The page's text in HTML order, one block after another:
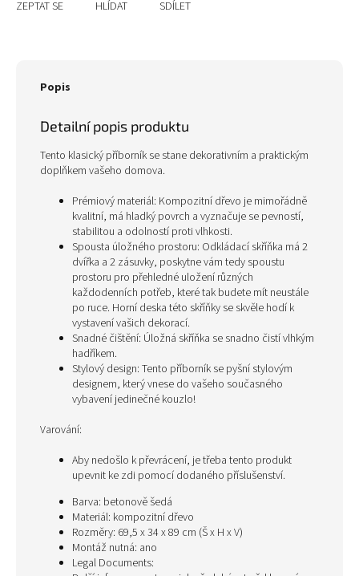
ZEPTAT SE HLÍDAT SDÍLET
Popis
Detailní popis produktu
Tento klasický příborník se stane dekorativním a praktickým
doplňkem vašeho domova.
Prémiový materiál: Kompozitní dřevo je mimořádně
kvalitní, má hladký povrch a vyznačuje se pevností,
stabilitou a odolností proti vlhkosti.
Spousta úložného prostoru: Odkládací skříňka má 2
dvířka a 2 zásuvky, poskytne vám tedy spoustu
prostoru pro přehledné uložení různých
každodenních potřeb, které tak budete mít neustále
po ruce. Horní deska této skříňky se skvěle hodí k
vystavení vašich dekorací.
Snadné čištění: Úložná skříňka se snadno čistí vlhkým
hadříkem.
Stylový design: Tento příborník se pyšní stylovým
designem, který vnese do vašeho současného
vybavení jedinečné kouzlo!
Varování:
Aby nedošlo k převrácení, je třeba tento produkt
upevnit ke zdi pomocí dodaného příslušenství.
Barva: betonově šedá
Materiál: kompozitní dřevo
Rozměry: 69,5 x 34 x 89 cm (Š x H x V)
Montáž nutná: ano
Legal Documents: